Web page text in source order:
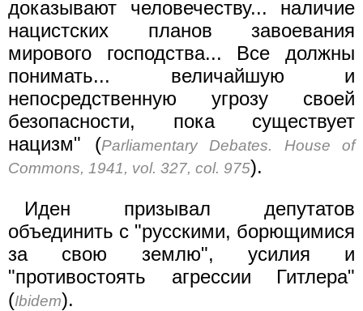
доказывают человечеству... наличие
нацистских планов завоевания
мирового господства... Все должны
понимать... величайшую и
непосредственную угрозу своей
безопасности, пока существует
нацизм" (Parliamentary Debates. House of
Commons, 1941, vol. 327, col. 975).
Иден призывал депутатов
объединить с "русскими, борющимися
за свою землю", усилия и
"противостоять агрессии Гитлера"
(Ibidem).